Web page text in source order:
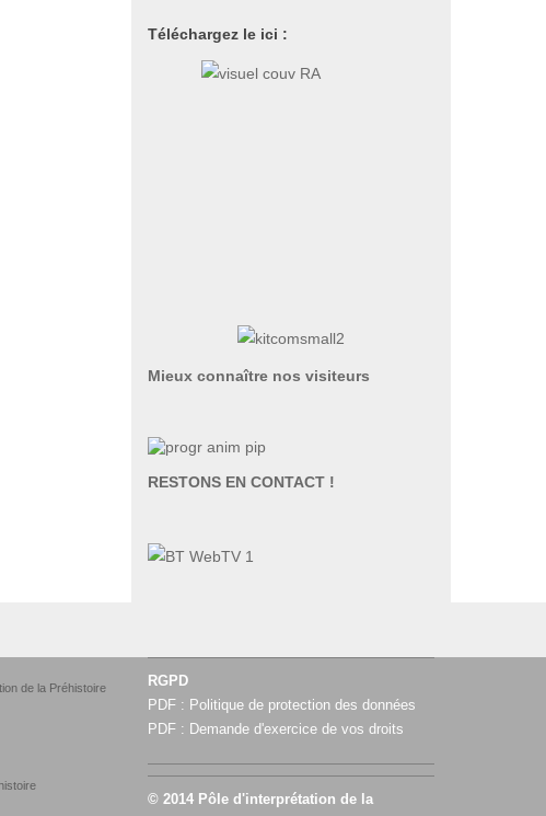
Téléchargez le ici :
Mieux connaître nos visiteurs
RESTONS EN CONTACT !
de la Préhistoire
RGPD
PDF : Politique de protection des données
PDF : Demande d'exercice de vos droits
© 2014 Pôle d'interprétation de la